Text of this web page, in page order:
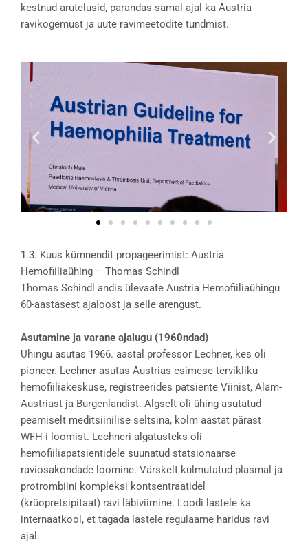
kestnud arutelusid, parandas samal ajal ka Austria
ravikogemust ja uute ravimeetodite tundmist.
1.3. Kuus kümnendit propageerimist: Austria
Hemofiiliaühing – Thomas Schindl
Thomas Schindl andis ülevaate Austria Hemofiiliaühingu
60-aastasest ajaloost ja selle arengust.
Asutamine ja varane ajalugu (1960ndad)
Ühingu asutas 1966. aastal professor Lechner, kes oli
pioneer. Lechner asutas Austrias esimese tervikliku
hemofiiliakeskuse, registreerides patsiente Viinist, Alam-
Austriast ja Burgenlandist. Algselt oli ühing asutatud
peamiselt meditsiinilise seltsina, kolm aastat pärast
WFH-i loomist. Lechneri algatusteks oli
hemofiiliapatsientidele suunatud statsionaarse
raviosakondade loomine. Värskelt külmutatud plasmal ja
protrombiini kompleksi kontsentraatidel
(krüopretsipitaat) ravi läbiviimine. Loodi lastele ka
internaatkool, et tagada lastele regulaarne haridus ravi
ajal.